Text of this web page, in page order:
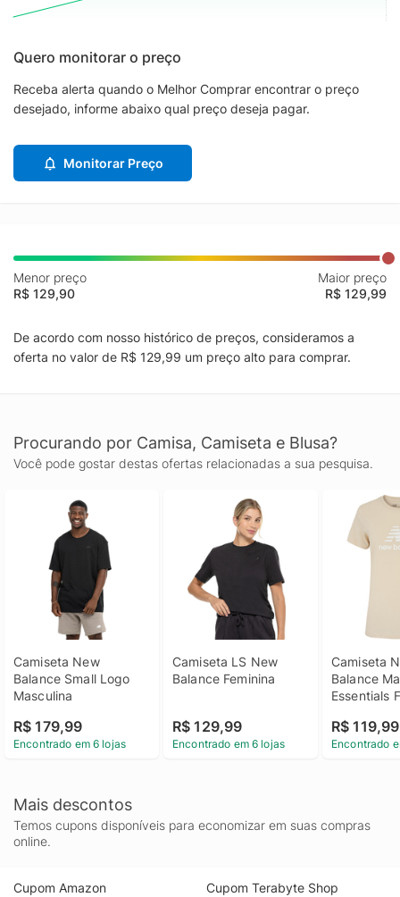
Quero monitorar o preço
Receba alerta quando o Melhor Comprar encontrar o preço
desejado, informe abaixo qual preço deseja pagar.
Monitorar Preço
Menor preço
R$ 129,90
Maior preço
R$ 129,99
De acordo com nosso histórico de preços, consideramos a
oferta no valor de R$ 129,99 um preço alto para comprar.
Procurando por Camisa, Camiseta e Blusa?
Você pode gostar destas ofertas relacionadas a sua pesquisa.
Camiseta New
Balance Small Logo
Masculina
R$ 179,99
Encontrado em 6 lojas
Camiseta LS New
Balance Feminina
R$ 129,99
Encontrado em 6 lojas
Camiseta
Balance
Essentials
R$ 119,99
Encontrado
Mais descontos
Temos cupons disponíveis para economizar em suas compras
online.
Cupom Amazon
Cupom Terabyte Shop